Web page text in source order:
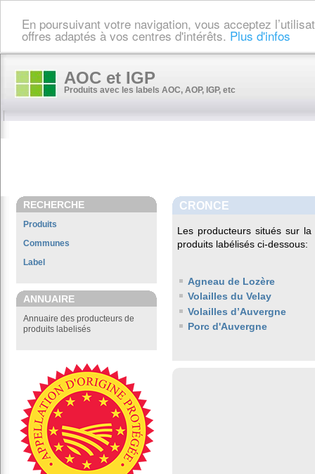
En poursuivant votre navigation, vous acceptez
offres adaptés à vos centres d'intérêts. Plus d'infos
AOC et IGP
Produits avec les labels AOC, AOP, IGP, etc
RECHERCHE
Produits
Communes
Label
ANNUAIRE
Annuaire des producteurs de
produits labelisés
CRONCE
Les producteurs situés sur
produits labélisés ci-dessous:
Agneau de Lozère
Volailles du Velay
Volailles d’Auvergne
Porc d'Auvergne